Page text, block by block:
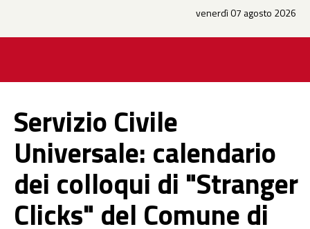
venerdì 07 agosto 2026
Servizio Civile
Universale: calendario
dei colloqui di "Stranger
Clicks" del Comune di